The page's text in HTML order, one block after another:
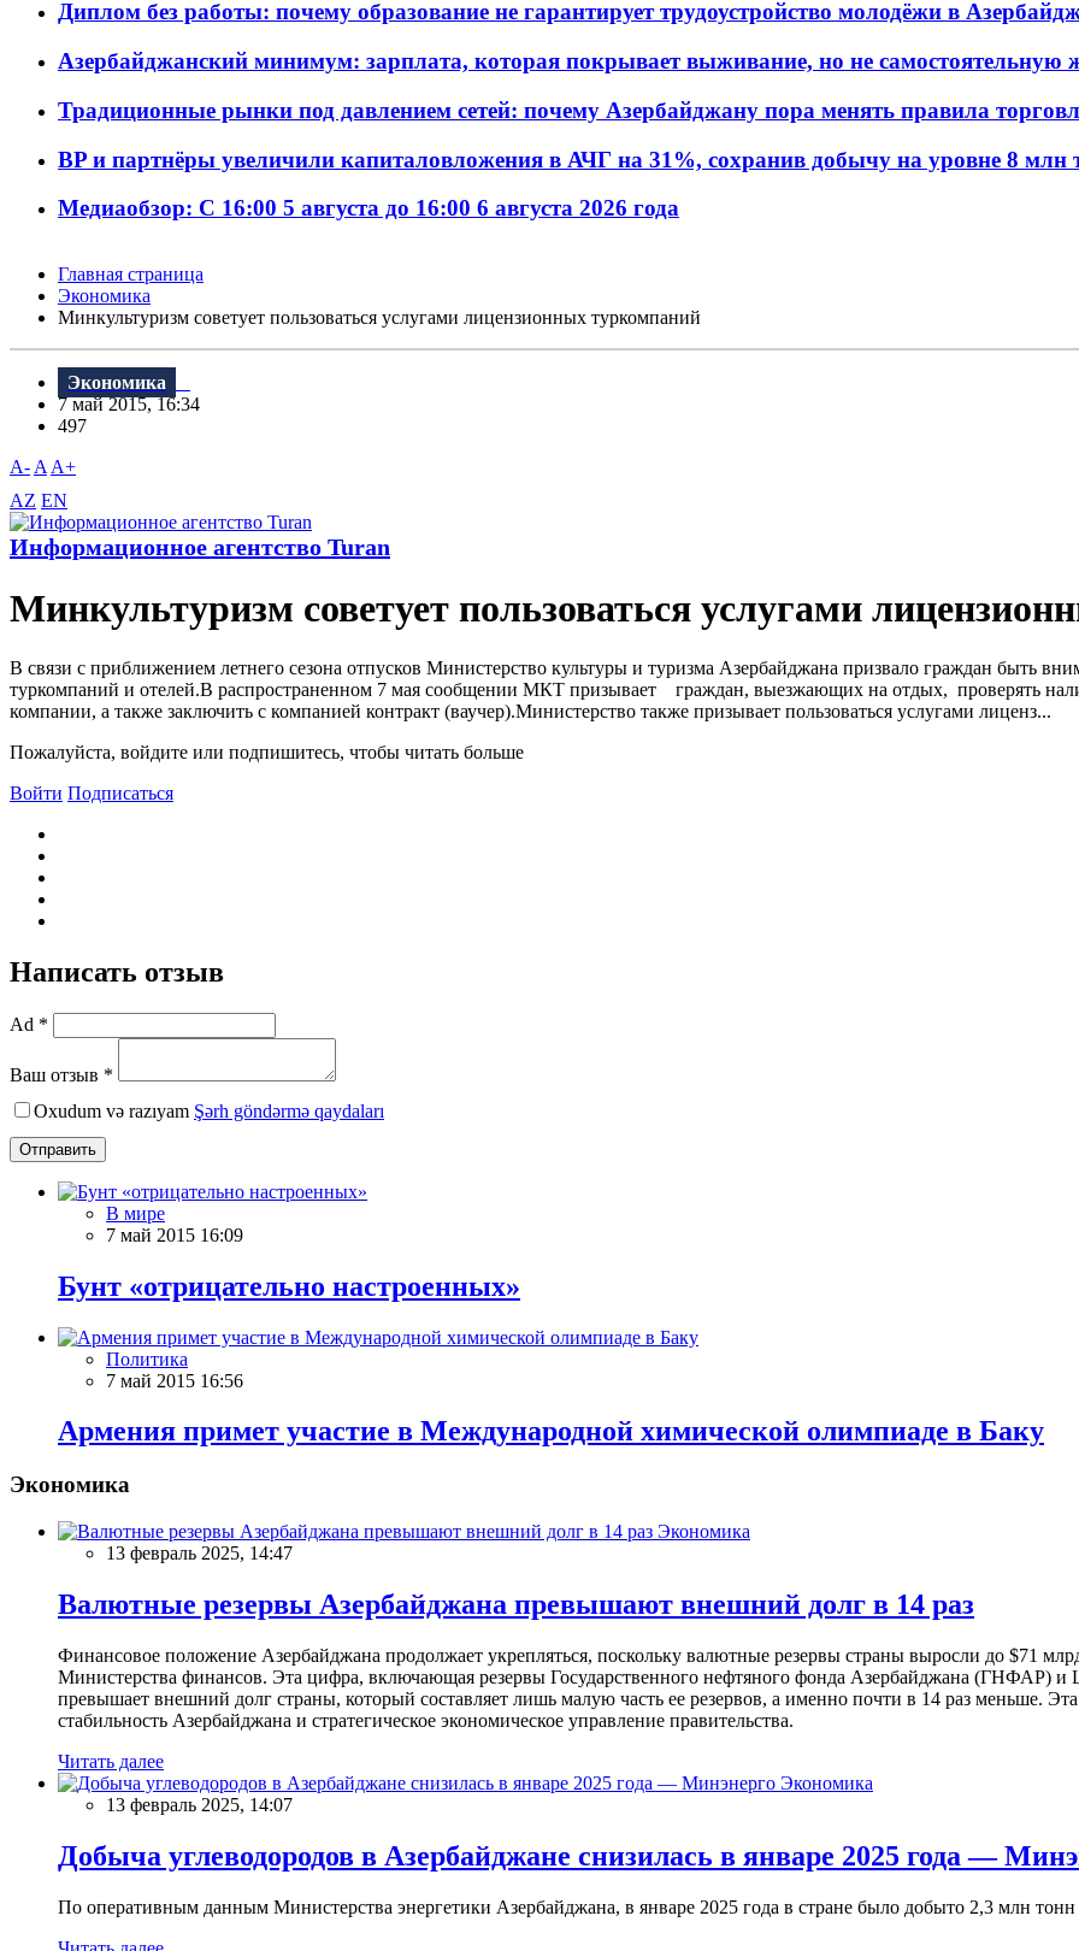
Диплом без работы: почему образование не гарантирует трудоустройство молодёжи в
Азербайджанский минимум: зарплата, которая покрывает выживание, но не самостоятельную
Традиционные рынки под давлением сетей: почему Азербайджану пора менять правила
BP и партнёры увеличили капиталовложения в АЧГ на 31%, сохранив добычу на уровне 8 млн
Медиаобзор: С 16:00 5 августа до 16:00 6 августа 2026 года
Главная страница
Экономика
Минкультуризм советует пользоваться услугами лицензионных туркомпаний
Экономика
7 май 2015, 16:34
497
A- A A+
AZ EN
Информационное агентство Turan
Минкультуризм советует пользоваться услугами
В связи с приближением летнего сезона отпусков Министерство культуры и туризма Азербайджана призвало граждан быть
туркомпаний и отелей.В распространенном 7 мая сообщении МКТ призывает граждан, выезжающих на отдых, проверять
компании, а также заключить с компанией контракт (ваучер).Министерство также призывает пользоваться услугами лиценз...
Пожалуйста, войдите или подпишитесь, чтобы читать больше
Войти Подписаться
Написать отзыв
Ad *
Ваш отзыв *
Oxudum və razıyam Şərh göndərmə qaydaları
Отправить
В мире
7 май 2015 16:09
Бунт «отрицательно настроенных»
Политика
7 май 2015 16:56
Армения примет участие в Международной химической олимпиаде в Баку
Экономика
Экономика
13 февраль 2025, 14:47
Валютные резервы Азербайджана превышают внешний долг в 14 раз
Финансовое положение Азербайджана продолжает укрепляться, поскольку валютные резервы страны выросли до $71
Министерства финансов. Эта цифра, включающая резервы Государственного нефтяного фонда Азербайджана (ГНФАР) и
превышает внешний долг страны, который составляет лишь малую часть ее резервов, а именно почти в 14 раз меньше.
стабильность Азербайджана и стратегическое экономическое управление правительства.
Читать далее
Экономика
13 февраль 2025, 14:07
Добыча углеводородов в Азербайджане снизилась в январе 2025 года —
По оперативным данным Министерства энергетики Азербайджана, в январе 2025 года в стране было добыто 2,3 млн тонн